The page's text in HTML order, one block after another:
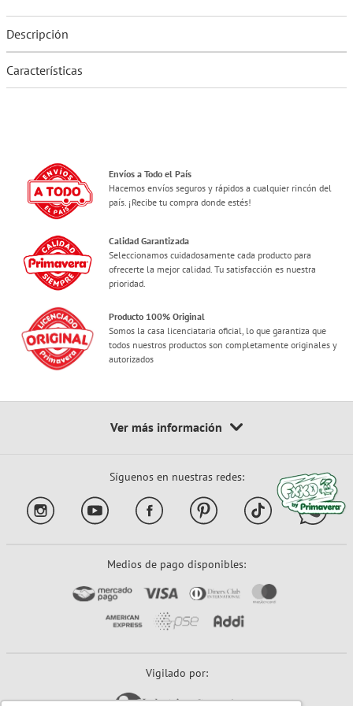
Descripción
Características
Envíos a Todo el País
Hacemos envíos seguros y rápidos a cualquier rincón del
país. ¡Recibe tu compra donde estés!
Calidad Garantizada
Seleccionamos cuidadosamente cada producto para
ofrecerte la mejor calidad. Tu satisfacción es nuestra
prioridad.
Producto 100% Original
Somos la casa licenciataria oficial, lo que garantiza que
todos nuestros productos son completamente originales y
autorizados
Síguenos en nuestras redes:
Medios de pago disponibles:
Vigilado por: